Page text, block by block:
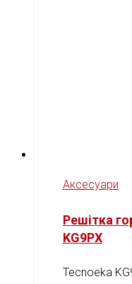
Аксесуари
Решітка
KG9PX
Tecnoeka